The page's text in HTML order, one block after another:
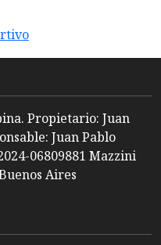
Propietario: Juan
Juan Pablo
06809881 Mazzini
Aires